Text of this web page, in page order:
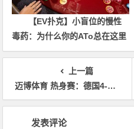
【EV扑克】小盲位的慢性
毒药：为什么你的ATo总在这里
输钱？
上一篇
迈博体育 热身赛：德国4-0大胜芬兰，翁达夫2射1传独造3球后伤退
发表评论